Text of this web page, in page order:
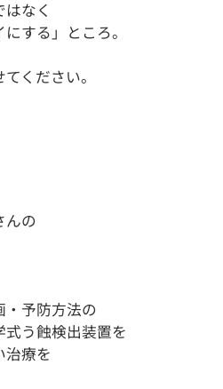
なく
にする」ところ。
ください。
んの
・予防方法の
式う蝕検出装置を
治療を